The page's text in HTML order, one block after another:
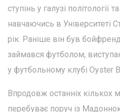
ступінь у галузі політології
навчаючись в Університеті
рік. Раніше він був
займався футболом,
у футбольному клубі Oyster
Впродовж останніх кількох
перебуває поруч із